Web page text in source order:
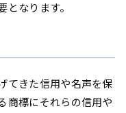
なります。
てきた信用や名声を保
商標にそれらの信用や